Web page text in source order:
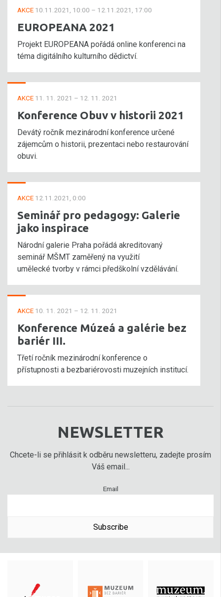
AKCE 10.11.2021, 10:00 – 12.11.2021, 17:00
EUROPEANA 2021
Projekt EUROPEANA pořádá online konferenci na
téma digitálního kulturního dědictví.
AKCE 11. 11. 2021 – 12. 11. 2021
Konference Obuv v historii 2021
Devátý ročník mezinárodní konference určené
zájemcům o historii, prezentaci nebo restaurování
obuvi.
AKCE 12.11.2021, 0:00
Seminář pro pedagogy: Galerie
jako inspirace
Národní galerie Praha pořádá akreditovaný
seminář MŠMT zaměřený na využití
umělecké tvorby v rámci předškolní vzdělávání.
AKCE 10. 11. 2021 – 12. 11. 2021
Konference Múzeá a galérie bez
bariér III.
Třetí ročník mezinárodní konference o
přístupnosti a bezbariérovosti muzejních institucí.
NEWSLETTER
Chcete-li se přihlásit k odběru newsletteru, zadejte prosím
Váš email...
Email
Subscribe